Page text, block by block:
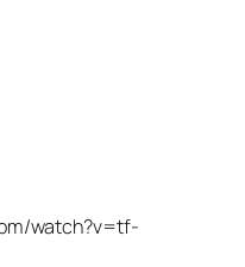
watch?v=tf-